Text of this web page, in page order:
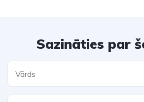
Sazināties par